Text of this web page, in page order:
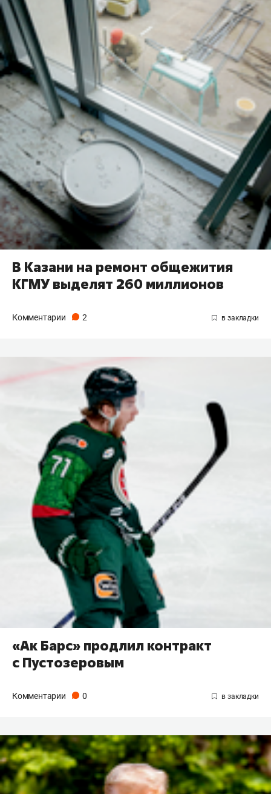
В Казани на ремонт общежития
КГМУ выделят 260 миллионов
Комментарии 2
«Ак Барс» продлил контракт
с Пустозеровым
Комментарии 0